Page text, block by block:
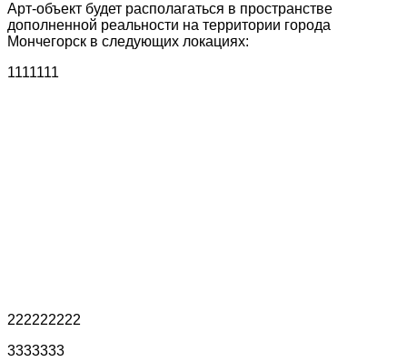
Арт-объект будет располагаться в пространстве
дополненной реальности на территории города
Мончегорск в следующих локациях:
1111111
222222222
3333333